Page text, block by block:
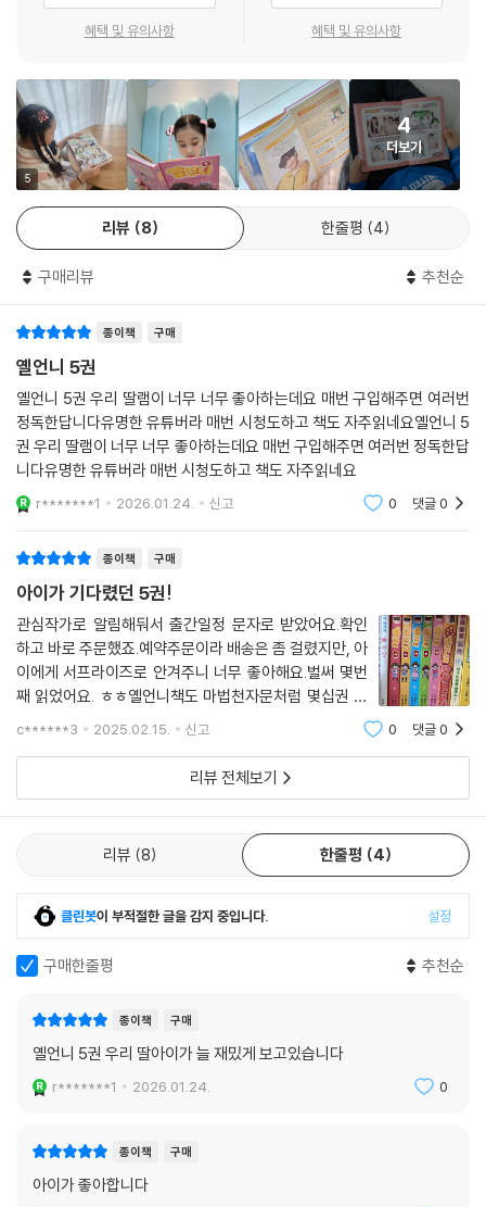
온라인 안전 가이드, 추운 겨울 추천 코디, 오~래 가는 올해 목표 세우는
로 알찬 볼거리 제공!
초등 공감 만화 「옐언니」는 초등학생의 고민에 대한 구체적인 해결법이 활
동과 함께 부록으로 구성되어 있습니다. 온라인에서 일어나는 각종 범죄를
예방하기 위한 ‘온라인 안전 가이드’, 추운 겨울을 100% 즐길 수 있는 ‘유형
별 겨울 추천 코디’와 친척들 호칭이 헷갈리는 친구들을 위한 ‘친척 호칭 가
이드’ 등 다양한 활동을 따라가다 보면 어느새 학교생활 고민이 휘리릭~
혜택 및 유의사항 혜택 및 유의사항
5
4
더보기
리뷰 8 한줄평 4
구매리뷰 추천순
종이책 구매
옐언니 5권
옐언니 5권 우리 딸램이 너무 너무 좋아하는데요 매번 구입해주면 여러번
정독한답니다유명한 유튜버라 매번 시청도하고 책도 자주읽네요옐언니 5
권 우리 딸램이 너무 너무 좋아하는데요 매번 구입해주면 여러번 정독한답
니다유명한 유튜버라 매번 시청도하고 책도 자주읽네요
r*******1 2026.01.24. 신고 0 댓글0
종이책 구매
아이가 기다렸던 5권!
관심작가로 알림해둬서 출간일정 문자로 받았어요.확인
하고 바로 주문했죠.예약주문이라 배송은 좀 걸렸지만, 아
이에게 서프라이즈로 안겨주니 너무 좋아해요.벌써 몇번
째 읽었어요. ㅎㅎ옐언니책도 마법천자문처럼 몇십권 나
오는거 아닐까하며 기대하는 어린이가 있어요. 앞으로도
c******3 2025.02.15. 신고 0 댓글0
리뷰 전체보기
리뷰 8 한줄평 4
클린봇이 부적절한 글을 감지 중입니다. 설정
구매한줄평 추천순
종이책 구매
옐언니 5권 우리 딸아이가 늘 재밌게 보고있습니다
r*******1 2026.01.24. 0
종이책 구매
아이가 좋아합니다